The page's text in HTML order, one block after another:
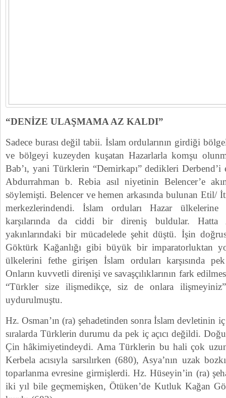
“DENİZE ULAŞMAMA AZ KALDI”
Sadece burası değil tabii. İslam ordularının girdiği
ve bölgeyi kuzeyden kuşatan Hazarlarla komşu
Bab’ı, yani Türklerin “Demirkapı” dedikleri
Abdurrahman b. Rebia asıl niyetinin Belencer’e
söylemişti. Belencer ve hemen arkasında bulunan Etil/
merkezlerindendi. İslam orduları Hazar
karşılarında da ciddi bir direniş buldular. Hatta
yakınlarındaki bir mücadelede şehit düştü. İşin
Göktürk Kağanlığı gibi büyük bir imparatorluktan
ülkelerini fethe girişen İslam orduları karşısında
Onların kuvvetli direnişi ve savaşçılıklarının fark
“Türkler size ilişmedikçe, siz de onlara
uydurulmuştu.
Hz. Osman’ın (ra) şehadetinden sonra İslam devletinin
sıralarda Türklerin durumu da pek iç açıcı değildi.
Çin hâkimiyetindeydi. Ama Türklerin bu hali çok
Kerbela acısıyla sarsılırken (680), Asya’nın uzak
toparlanma evresine girmişlerdi. Hz. Hüseyin’in (ra)
iki yıl bile geçmemişken, Ötüken’de Kutluk Kağan